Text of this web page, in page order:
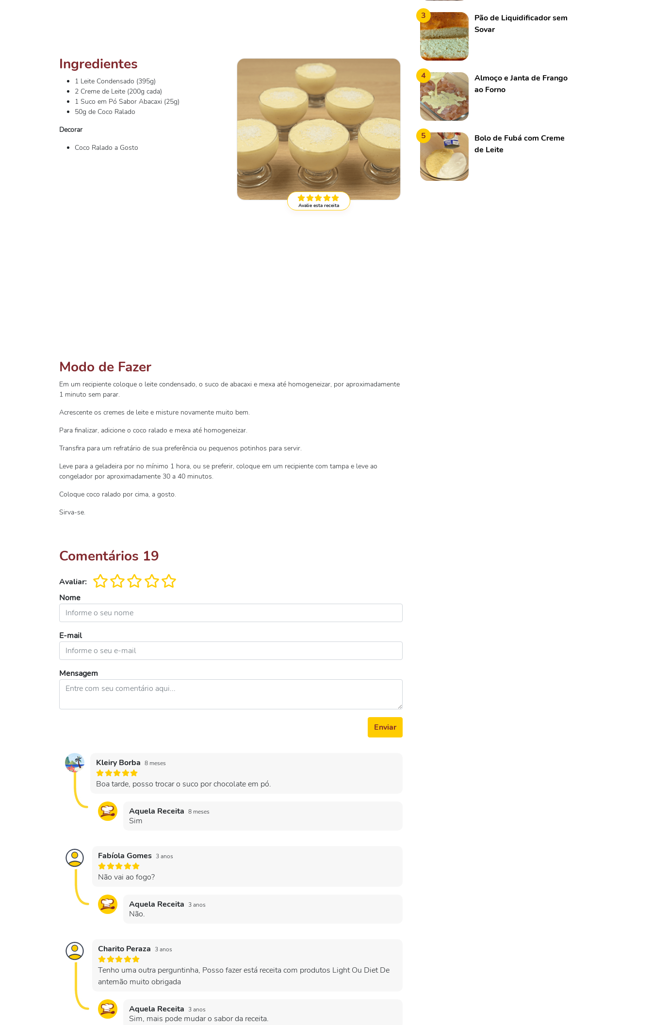
Avalie esta receita
Ingredientes
1 Leite Condensado (395g)
2 Creme de Leite (200g cada)
1 Suco em Pó Sabor Abacaxi (25g)
50g de Coco Ralado
Decorar
Coco Ralado a Gosto
Modo de Fazer
Em um recipiente coloque o leite condensado, o suco de abacaxi e mexa até homogeneizar, por aproximadamente
1 minuto sem parar.
Acrescente os cremes de leite e misture novamente muito bem.
Para finalizar, adicione o coco ralado e mexa até homogeneizar.
Transfira para um refratário de sua preferência ou pequenos potinhos para servir.
Leve para a geladeira por no mínimo 1 hora, ou se preferir, coloque em um recipiente com tampa e leve ao
congelador por aproximadamente 30 a 40 minutos.
Coloque coco ralado por cima, a gosto.
Sirva-se.
Comentários 19
Avaliar:
Nome
E-mail
Mensagem
Enviar
Kleiry Borba 8 meses
Boa tarde, posso trocar o suco por chocolate em pó.
Aquela Receita 8 meses
Sim
Fabíola Gomes 3 anos
Não vai ao fogo?
Aquela Receita 3 anos
Não.
Charito Peraza 3 anos
Tenho uma outra perguntinha, Posso fazer está receita com produtos Light Ou Diet De
antemão muito obrigada
Aquela Receita 3 anos
Sim, mais pode mudar o sabor da receita.
3
Pão de Liquidificador sem
Sovar
4
Almoço e Janta de Frango
ao Forno
5
Bolo de Fubá com Creme
de Leite